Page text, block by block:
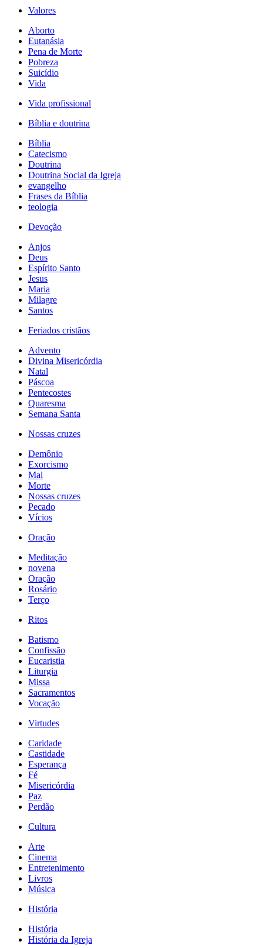
Valores
Aborto
Eutanásia
Pena de Morte
Pobreza
Suicídio
Vida
Vida profissional
Bíblia e doutrina
Bíblia
Catecismo
Doutrina
Doutrina Social da Igreja
evangelho
Frases da Bíblia
teologia
Devoção
Anjos
Deus
Espírito Santo
Jesus
Maria
Milagre
Santos
Feriados cristãos
Advento
Divina Misericórdia
Natal
Páscoa
Pentecostes
Quaresma
Semana Santa
Nossas cruzes
Demônio
Exorcismo
Mal
Morte
Nossas cruzes
Pecado
Vícios
Oração
Meditação
novena
Oração
Rosário
Terço
Ritos
Batismo
Confissão
Eucaristia
Liturgia
Missa
Sacramentos
Vocação
Virtudes
Caridade
Castidade
Esperança
Fé
Misericórdia
Paz
Perdão
Cultura
Arte
Cinema
Entretenimento
Livros
Música
História
História
História da Igreja